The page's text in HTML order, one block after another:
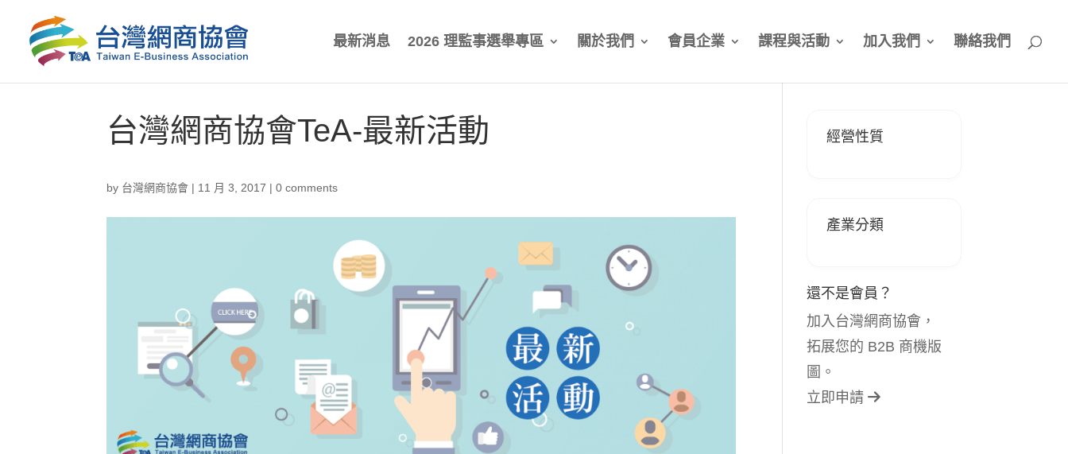
最新消息 2026 理監事選舉專區 關於我們 會員企業 課程與活動 加入我們 聯絡我們
台灣網商協會TeA-最新活動
by 台灣網商協會 | 11 月 3, 2017 |0 comments
經營性質
產業分類
還不是會員？
加入台灣網商協會，
拓展您的 B2B 商機版
圖。
立即申請